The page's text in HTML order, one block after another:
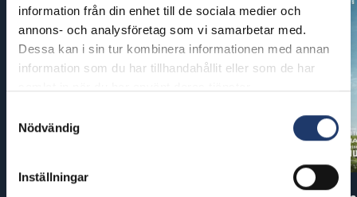
information från din enhet till de sociala medier och
annons- och analysföretag som vi samarbetar med.
Dessa kan i sin tur kombinera informationen med annan
information som du har tillhandahållit eller som de har
Nödvändig
Inställningar